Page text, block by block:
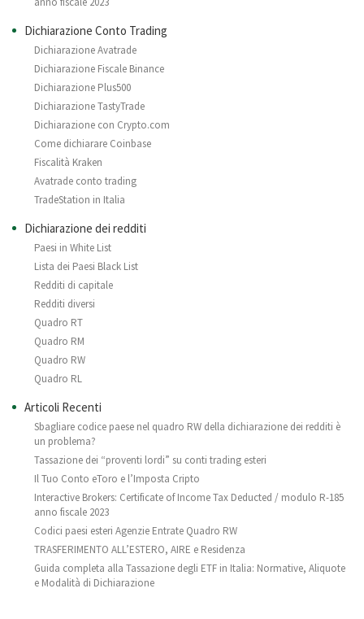
Dichiarazione Conto Trading
Dichiarazione Avatrade
Dichiarazione Fiscale Binance
Dichiarazione Plus500
Dichiarazione TastyTrade
Dichiarazione con Crypto.com
Come dichiarare Coinbase
Fiscalità Kraken
Avatrade conto trading
TradeStation in Italia
Dichiarazione dei redditi
Paesi in White List
Lista dei Paesi Black List
Redditi di capitale
Redditi diversi
Quadro RT
Quadro RM
Quadro RW
Quadro RL
Articoli Recenti
Sbagliare codice paese nel quadro RW della dichiarazione dei redditi è
un problema?
Tassazione dei “proventi lordi” su conti trading esteri
Il Tuo Conto eToro e l’Imposta Cripto
Interactive Brokers: Certificate of Income Tax Deducted / modulo R-185
anno fiscale 2023
Codici paesi esteri Agenzie Entrate Quadro RW
TRASFERIMENTO ALL’ESTERO, AIRE e Residenza
Guida completa alla Tassazione degli ETF in Italia: Normative, Aliquote
e Modalità di Dichiarazione